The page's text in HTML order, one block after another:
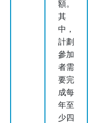
額。
其
中，
計劃
參加
者需
要完
成每
年至
少四